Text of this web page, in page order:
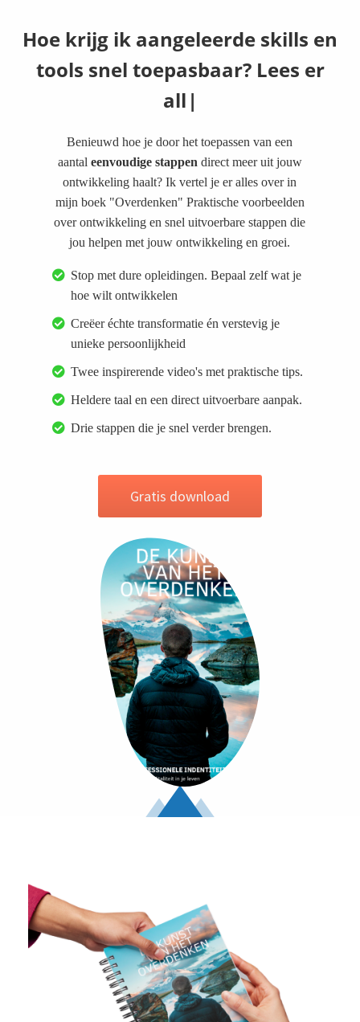
Hoe krijg ik aangeleerde skills en
tools snel toepasbaar? Lees er
lles
Benieuwd hoe je door het toepassen van een
aantal eenvoudige stappen direct meer uit jouw
ontwikkeling haalt? Ik vertel je er alles over in
mijn boek "Overdenken" Praktische voorbeelden
over ontwikkeling en snel uitvoerbare stappen die
jou helpen met jouw ontwikkeling en groei.
Stop met dure opleidingen. Bepaal zelf wat je
hoe wilt ontwikkelen
Creëer échte transformatie én verstevig je
unieke persoonlijkheid
Twee inspirerende video's met praktische tips.
Heldere taal en een direct uitvoerbare aanpak.
Drie stappen die je snel verder brengen.
Gratis download